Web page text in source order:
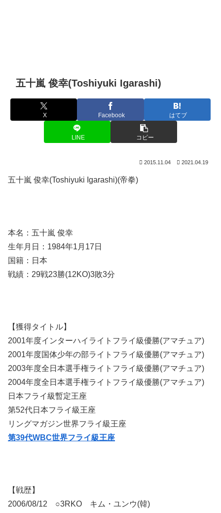
五十嵐 俊幸(Toshiyuki Igarashi)
X Facebook はてブ
LINE コピー
2015.11.04 2021.04.19
五十嵐 俊幸(Toshiyuki Igarashi)(帝拳)
本名：五十嵐 俊幸
生年月日：1984年1月17日
国籍：日本
戦績：29戦23勝(12KO)3敗3分
【獲得タイトル】
2001年度インターハイライトフライ級優勝(アマチュア)
2001年度国体少年の部ライトフライ級優勝(アマチュア)
2003年度全日本選手権ライトフライ級優勝(アマチュア)
2004年度全日本選手権ライトフライ級優勝(アマチュア)
日本フライ級暫定王座
第52代日本フライ級王座
リングマガジン世界フライ級王座
第39代WBC世界フライ級王座
【戦歴】
2006/08/12 ○3RKO キム・ユンウ(韓)